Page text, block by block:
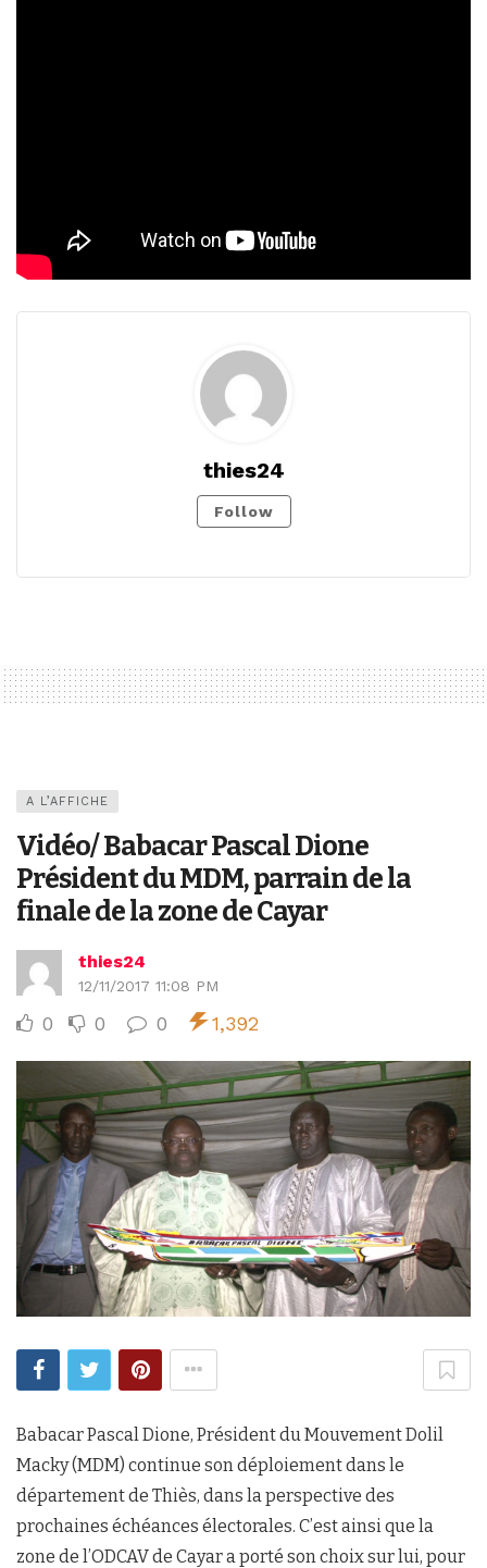
thies24
Follow
A L’AFFICHE
Vidéo/ Babacar Pascal Dione
Président du MDM, parrain de la
finale de la zone de Cayar
thies24
12/11/2017 11:08 PM
0 0 0 1,392
Babacar Pascal Dione, Président du Mouvement Dolil
Macky (MDM) continue son déploiement dans le
département de Thiès, dans la perspective des
prochaines échéances électorales. C’est ainsi que la
zone de l’ODCAV de Cayar a porté son choix sur lui, pour